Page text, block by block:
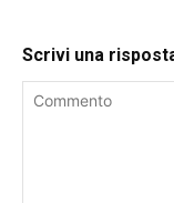
Scrivi una